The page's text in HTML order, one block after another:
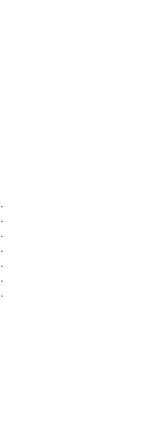
・
・
・
・
・
・
・